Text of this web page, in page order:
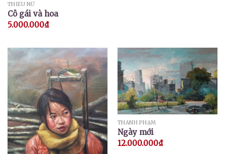
THIẾU NỮ
Cô gái và hoa
5.000.000₫
THÀNH PHẠM
Ngày mới
12.000.000₫